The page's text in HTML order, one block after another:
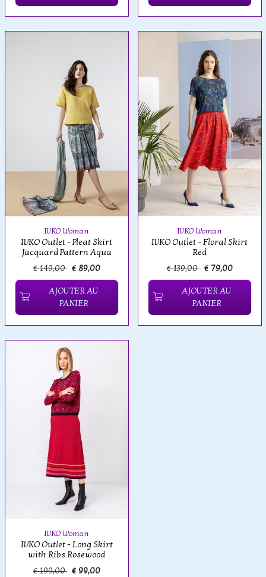
IVKO Woman
IVKO Outlet - Pleat Skirt
Jacquard Pattern Aqua
€ 149,00 € 89,00
AJOUTER AU
PANIER
IVKO Woman
IVKO Outlet - Floral Skirt
Red
€ 139,00 € 79,00
AJOUTER AU
PANIER
IVKO Woman
IVKO Outlet - Long Skirt
with Ribs Rosewood
€ 199,00 € 99,00